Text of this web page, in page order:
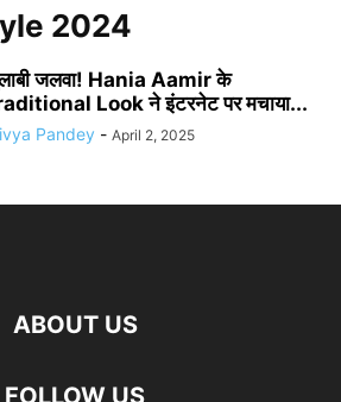
2024
जलवा! Hania Aamir के
Look ने इंटरनेट पर मचाया...
Pandey - April 2, 2025
ABOUT US
FOLLOW US